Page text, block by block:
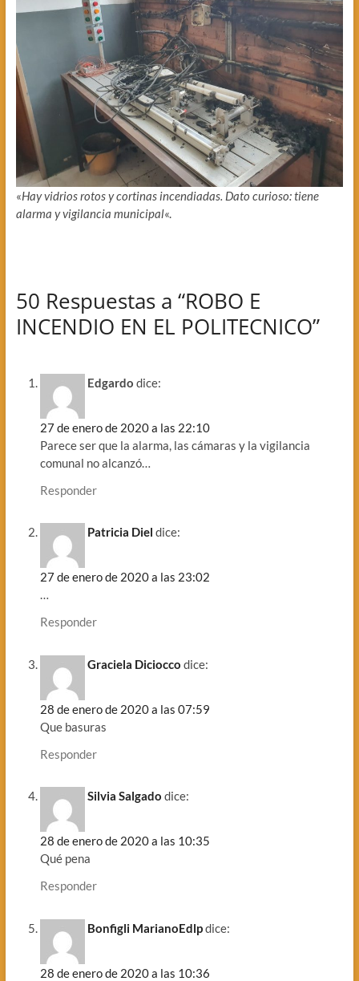
«Hay vidrios rotos y cortinas incendiadas. Dato curioso: tiene
alarma y vigilancia municipal«.
50 Respuestas a “ROBO E
INCENDIO EN EL POLITECNICO”
Edgardo dice:
27 de enero de 2020 a las 22:10
Parece ser que la alarma, las cámaras y la vigilancia
comunal no alcanzó…
Responder
Patricia Diel dice:
27 de enero de 2020 a las 23:02
…
Responder
Graciela Diciocco dice:
28 de enero de 2020 a las 07:59
Que basuras
Responder
Silvia Salgado dice:
28 de enero de 2020 a las 10:35
Qué pena
Responder
Bonfigli MarianoEdlpdice:
28 de enero de 2020 a las 10:36